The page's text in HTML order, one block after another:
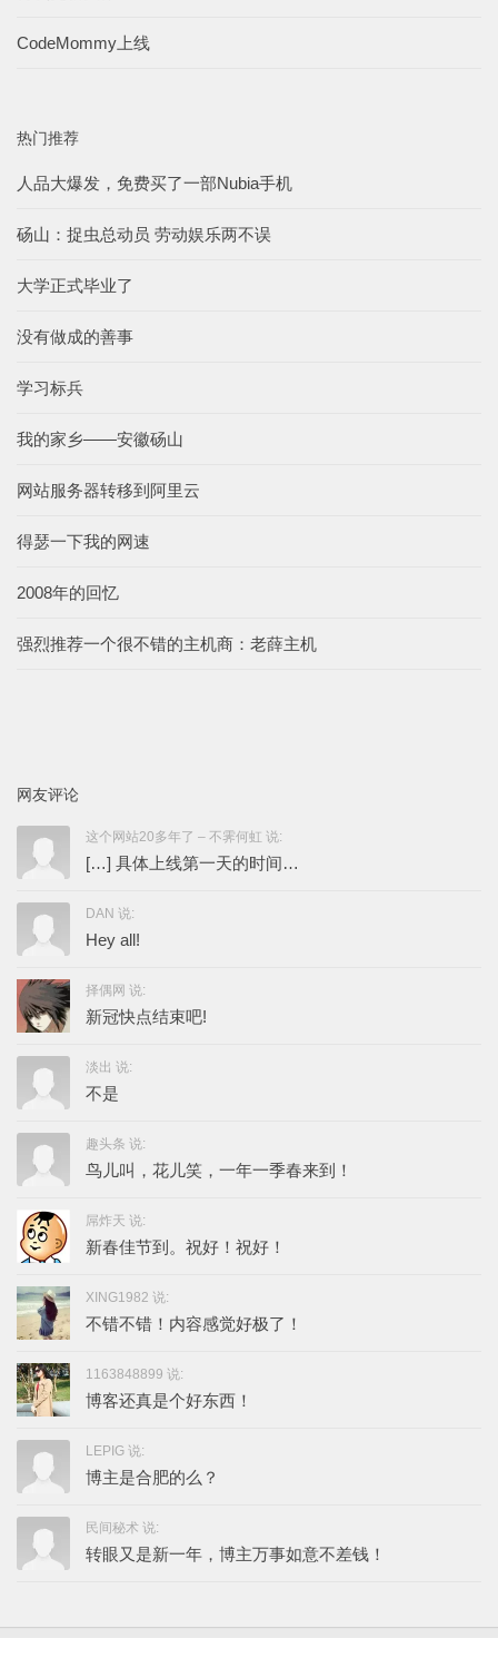
CodeMommy上线
热门推荐
人品大爆发，免费买了一部Nubia手机
砀山：捉虫总动员 劳动娱乐两不误
大学正式毕业了
没有做成的善事
学习标兵
我的家乡——安徽砀山
网站服务器转移到阿里云
得瑟一下我的网速
2008年的回忆
强烈推荐一个很不错的主机商：老薛主机
网友评论
这个网站20多年了 – 不霁何虹 说:
[…] 具体上线第一天的时间…
DAN 说:
Hey all!
择偶网 说:
新冠快点结束吧!
淡出 说:
不是
趣头条 说:
鸟儿叫，花儿笑，一年一季春来到！
屌炸天 说:
新春佳节到。祝好！祝好！
XING1982 说:
不错不错！内容感觉好极了！
1163848899 说:
博客还真是个好东西！
LEPIG 说:
博主是合肥的么？
民间秘术 说:
转眼又是新一年，博主万事如意不差钱！